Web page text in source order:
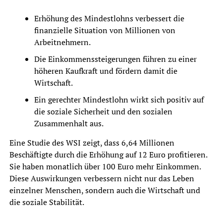
Erhöhung des Mindestlohns verbessert die
finanzielle Situation von Millionen von
Arbeitnehmern.
Die Einkommenssteigerungen führen zu einer
höheren Kaufkraft und fördern damit die
Wirtschaft.
Ein gerechter Mindestlohn wirkt sich positiv auf
die soziale Sicherheit und den sozialen
Zusammenhalt aus.
Eine Studie des WSI zeigt, dass 6,64 Millionen
Beschäftigte durch die Erhöhung auf 12 Euro profitieren.
Sie haben monatlich über 100 Euro mehr Einkommen.
Diese Auswirkungen verbessern nicht nur das Leben
einzelner Menschen, sondern auch die Wirtschaft und
die soziale Stabilität.